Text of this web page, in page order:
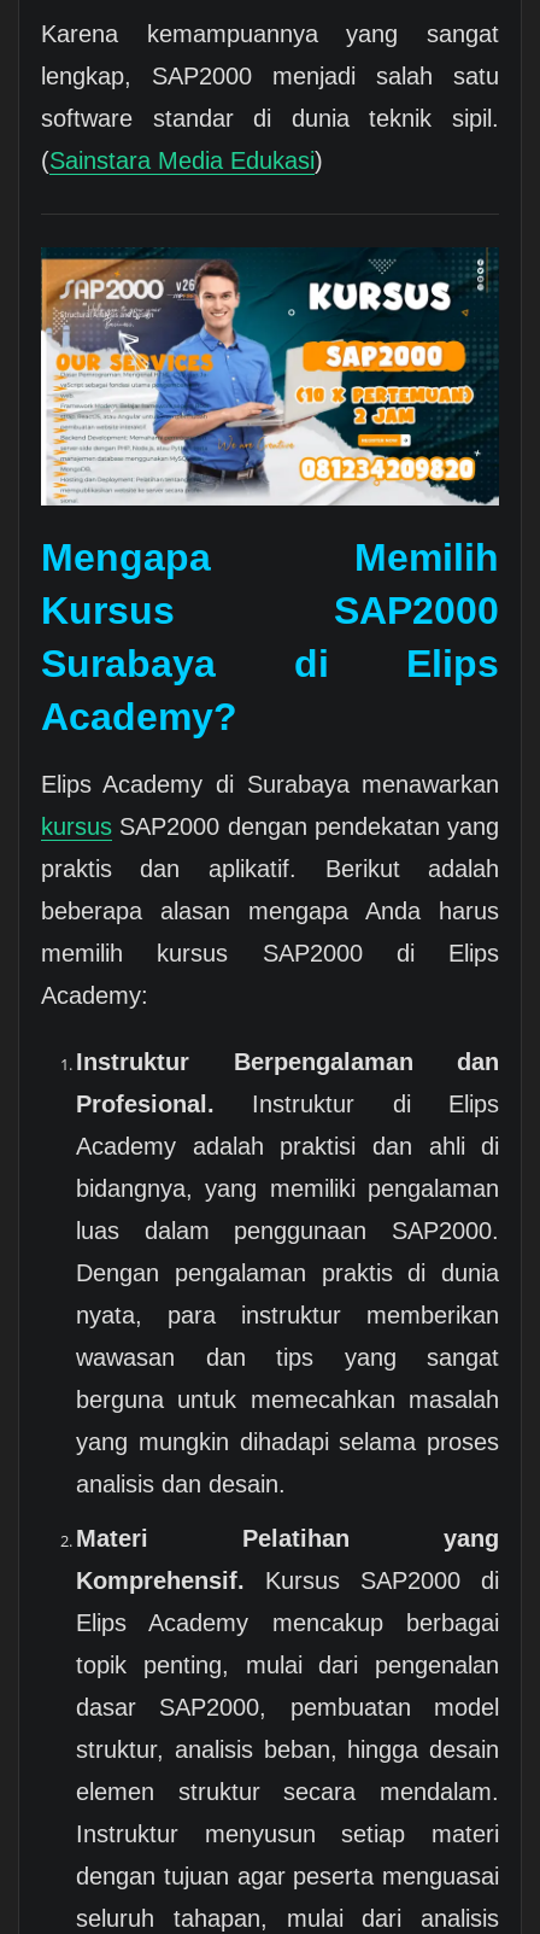
Karena kemampuannya yang sangat
lengkap, SAP2000 menjadi salah satu
software standar di dunia teknik sipil.
(Sainstara Media Edukasi)
Mengapa Memilih
Kursus SAP2000
Surabaya di Elips
Academy?
Elips Academy di Surabaya menawarkan
kursusSAP2000 dengan pendekatan yang
praktis dan aplikatif. Berikut adalah
beberapa alasan mengapa Anda harus
memilih kursus SAP2000 di Elips
Academy:
Instruktur Berpengalaman dan
Profesional. Instruktur di Elips
Academy adalah praktisi dan ahli di
bidangnya, yang memiliki pengalaman
luas dalam penggunaan SAP2000.
Dengan pengalaman praktis di dunia
nyata, para instruktur memberikan
wawasan dan tips yang sangat
berguna untuk memecahkan masalah
yang mungkin dihadapi selama proses
analisis dan desain.
Materi Pelatihan yang
Komprehensif. Kursus SAP2000 di
Elips Academy mencakup berbagai
topik penting, mulai dari pengenalan
dasar SAP2000, pembuatan model
struktur, analisis beban, hingga desain
elemen struktur secara mendalam.
Instruktur menyusun setiap materi
dengan tujuan agar peserta menguasai
seluruh tahapan, mulai dari analisis